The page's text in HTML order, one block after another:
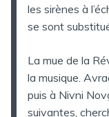
les sirènes à
se sont
La mue de la
la musique.
puis à Nivni
suivantes,